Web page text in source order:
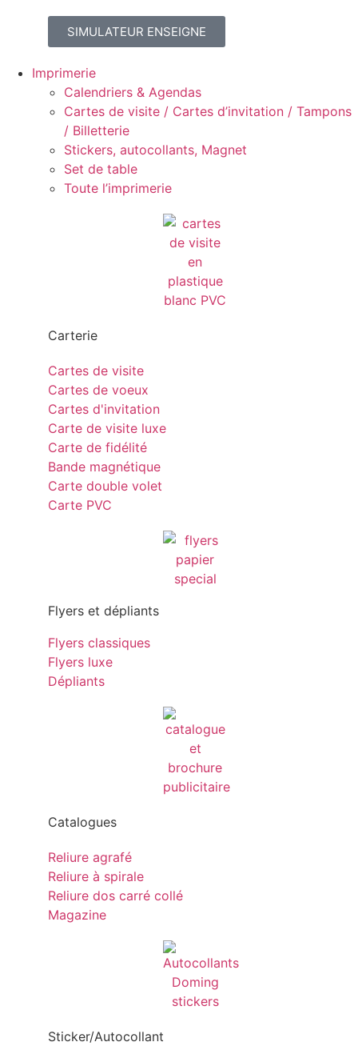
SIMULATEUR ENSEIGNE
Imprimerie
Calendriers & Agendas
Cartes de visite / Cartes d’invitation / Tampons
/ Billetterie
Stickers, autocollants, Magnet
Set de table
Toute l’imprimerie
Carterie
Cartes de visite
Cartes de voeux
Cartes d'invitation
Carte de visite luxe
Carte de fidélité
Bande magnétique
Carte double volet
Carte PVC
Flyers et dépliants
Flyers classiques
Flyers luxe
Dépliants
Catalogues
Reliure agrafé
Reliure à spirale
Reliure dos carré collé
Magazine
Sticker/Autocollant